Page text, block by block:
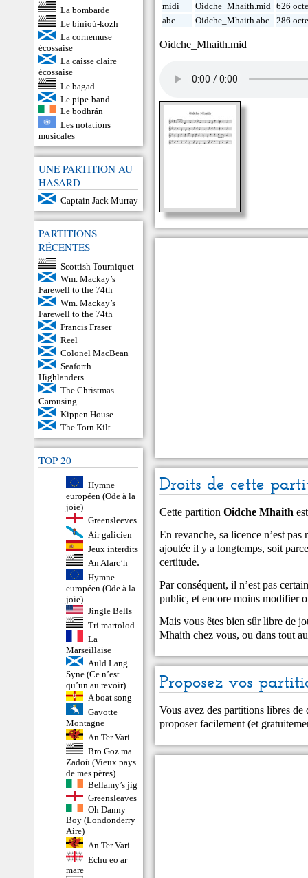
La bombarde
Le binioù-kozh
La cornemuse
écossaise
La caisse claire
écossaise
Le bagad
Le pipe-band
Le bodhrán
Les notations
musicales
UNE PARTITION AU
HASARD
Captain Jack Murray
PARTITIONS
RÉCENTES
Scottish Tourniquet
Wm. Mackay’s
Farewell to the 74th
Wm. Mackay’s
Farewell to the 74th
Francis Fraser
Reel
Colonel MacBean
Seaforth
Highlanders
The Christmas
Carousing
Kippen House
The Torn Kilt
TOP 20
Hymne
européen (Ode à la
joie)
Greensleeves
Air galicien
Jeux interdits
An Alarc’h
Hymne
européen (Ode à la
joie)
Jingle Bells
Tri martolod
La
Marseillaise
Auld Lang
Syne (Ce n’est
qu’un au revoir)
A boat song
Gavotte
Montagne
An Ter Vari
Bro Goz ma
Zadoù (Vieux pays
de mes pères)
Bellamy’s jig
Greensleaves
Oh Danny
Boy (Londonderry
Aire)
An Ter Vari
Echu eo ar
mare
midi
Oidche_Mhaith.mid 626
abc
Oidche_Mhaith.abc 286
Oidche_Mhaith.mid
Droits de cette
Cette partitionOidche Mhaith
En revanche, sa licence n’est
ajoutée il y a longtemps, soit
certitude.
Par conséquent, il n’est pas
public, et encore moins modifier
Mais vous êtes bien sûr libre de
Mhaith chez vous, ou dans tout
Proposez vos
Vous avez des partitions libres
proposer facilement (et